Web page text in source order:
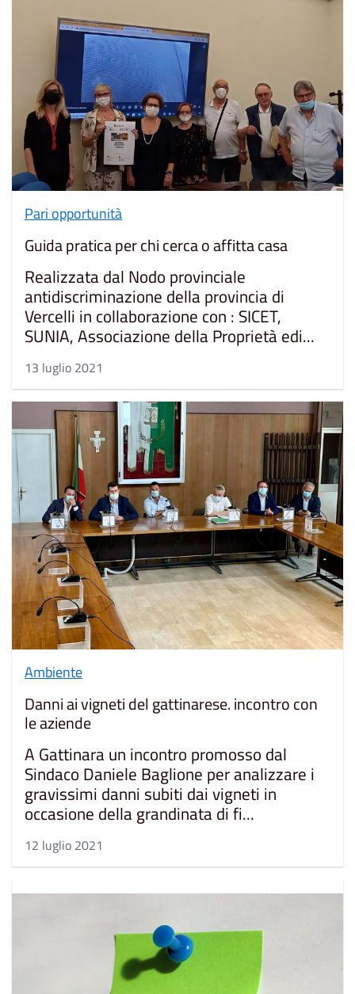
Pari opportunità
Guida pratica per chi cerca o affitta casa
Realizzata dal Nodo provinciale
antidiscriminazione della provincia di
Vercelli in collaborazione con : SICET,
SUNIA, Associazione della Proprietà edi...
13 luglio 2021
Ambiente
Danni ai vigneti del gattinarese. incontro con
le aziende
A Gattinara un incontro promosso dal
Sindaco Daniele Baglione per analizzare i
gravissimi danni subiti dai vigneti in
occasione della grandinata di fi...
12 luglio 2021